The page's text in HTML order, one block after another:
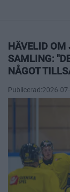
HÄVELID OM
SAMLING:
NÅGOT
Publicerad:2026-